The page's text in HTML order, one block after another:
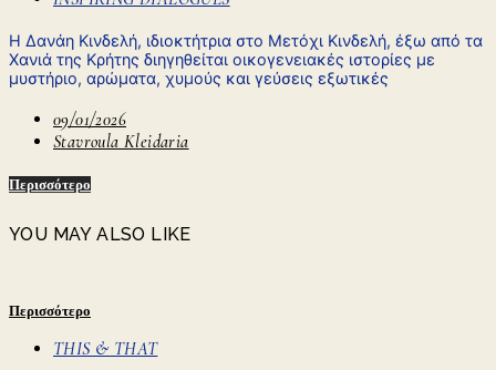
Η Δανάη Κινδελή, ιδιοκτήτρια στο Μετόχι Κινδελή, έξω από τα
Χανιά της Κρήτης διηγηθείται οικογενειακές ιστορίες με
μυστήριο, αρώματα, χυμούς και γεύσεις εξωτικές
09/01/2026
Stavroula Kleidaria
Περισσότερο
YOU MAY ALSO LIKE
Περισσότερο
THIS & THAT